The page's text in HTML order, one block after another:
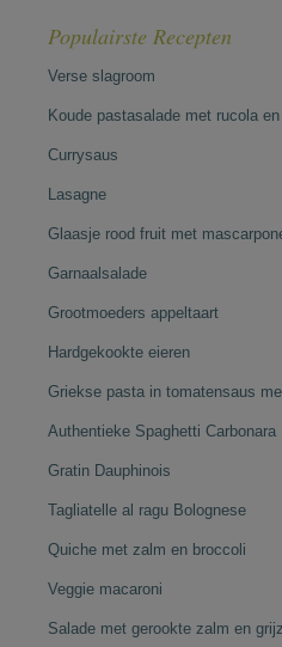
Populairste Recepten
Verse slagroom
Koude pastasalade met rucola
Currysaus
Lasagne
Glaasje rood fruit met
Garnaalsalade
Grootmoeders appeltaart
Hardgekookte eieren
Griekse pasta in tomatensaus
Authentieke Spaghetti Carbonara
Gratin Dauphinois
Tagliatelle al ragu Bolognese
Quiche met zalm en broccoli
Veggie macaroni
Salade met gerookte zalm en